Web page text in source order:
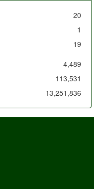
20
1
19
4,489
113,531
13,251,836